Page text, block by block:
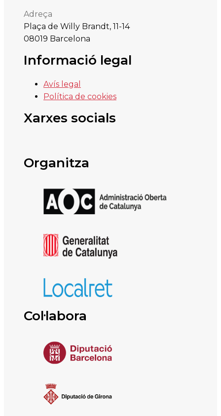
Adreça
Plaça de Willy Brandt, 11-14
08019 Barcelona
Informació legal
Avís legal
Política de cookies
Xarxes socials
Organitza
Col·labora